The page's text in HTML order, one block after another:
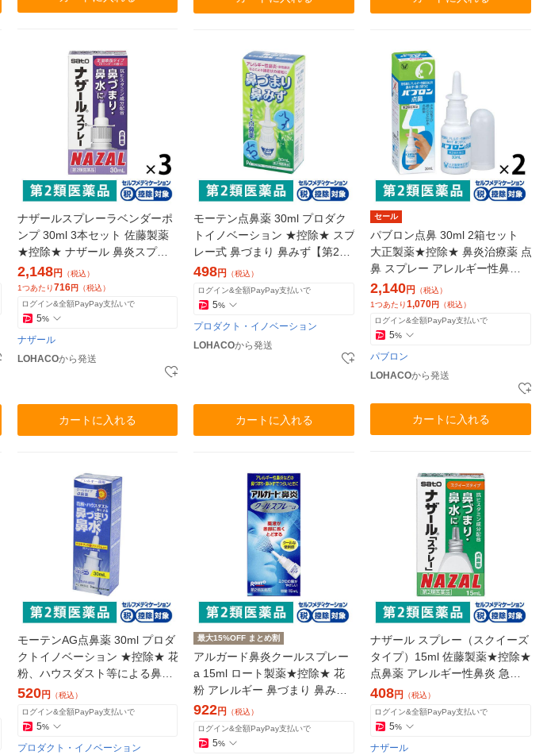
ナザールスプレーラベンダーポ
ンプ 30ml 3本セット 佐藤製薬
★控除★ ナザール 鼻炎スプレー
花粉症 鼻炎薬 点鼻薬【第2類医
薬品】
2,148円 （税込）
1つあたり716円 （税込）
ログイン&全額PayPay支払いで
5%
ナザール
LOHACOから発送
カートに入れる
モーテン点鼻薬 30ml プロダク
トイノベーション ★控除★ スプ
レー式 鼻づまり 鼻みず【第2類
医薬品】
498円
（税込）
ログイン&全額PayPay支払いで
5%
プロダクト・イノベーション
LOHACOから発送
カートに入れる
セール
パブロン点鼻 30ml 2箱セット
大正製薬★控除★ 鼻炎治療薬 点
鼻 スプレー アレルギー性鼻炎
鼻みず 鼻づまり 副鼻腔炎【第2
類医薬品】
2,140円
（税込）
1つあたり1,070円
（税込）
ログイン&全額PayPay支払いで
5%
パブロン
LOHACOから発送
カートに入れる
モーテンAG点鼻薬 30ml プロダ
クトイノベーション ★控除★ 花
粉、ハウスダスト等による鼻
水、鼻づまり【第2類医薬品】
520円
（税込）
ログイン&全額PayPay支払いで
5%
プロダクト・イノベーション
最大15%OFF まとめ割
アルガード鼻炎クールスプレー
a 15ml ロート製薬★控除★ 花
粉 アレルギー 鼻づまり 鼻みず
くしゃみ ハウスダスト【第2類
医薬品】
922円
（税込）
ログイン&全額PayPay支払いで
5%
ナザール スプレー（スクイーズ
タイプ）15ml 佐藤製薬★控除★
点鼻薬 アレルギー性鼻炎 急性
鼻炎 副鼻腔炎【第2類医薬品】
408円
（税込）
ログイン&全額PayPay支払いで
5%
ナザール